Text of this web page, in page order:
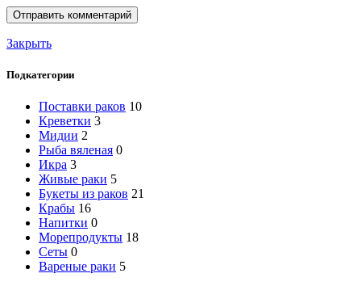
Закрыть
Подкатегории
Поставки раков 10
Креветки 3
Мидии 2
Рыба вяленая 0
Икра 3
Живые раки 5
Букеты из раков 21
Крабы 16
Напитки 0
Морепродукты 18
Сеты 0
Вареные раки 5